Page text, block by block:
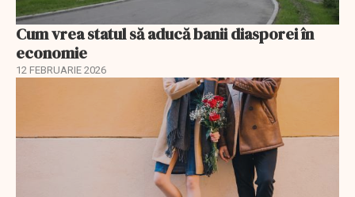
Cum vrea statul să aducă banii diasporei în
economie
12 FEBRUARIE 2026